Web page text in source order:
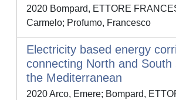
2020 Bompard, ETTORE
Carmelo; Profumo, Francesco
Electricity based energy
connecting North and South
the Mediterranean
2020 Arco, Emere; Bompard,